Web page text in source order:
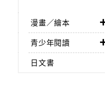
漫畫／繪本
青少年閱讀
日文書